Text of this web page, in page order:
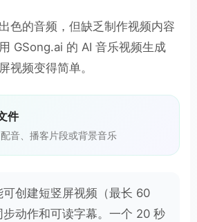
色的音频，但缺乏制作视频内容
GSong.ai 的 AI 音乐视频生成
视频变得简单。
件
音、播客片段或背景音乐
创建短竖屏视频（最长 60
动作和可读字幕。一个 20 秒